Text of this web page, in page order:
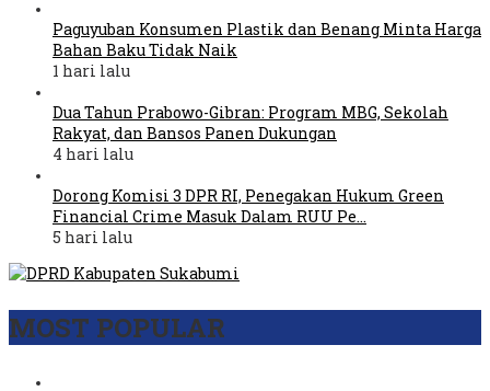
Paguyuban Konsumen Plastik dan Benang Minta Harga
Bahan Baku Tidak Naik
1 hari lalu
Dua Tahun Prabowo-Gibran: Program MBG, Sekolah
Rakyat, dan Bansos Panen Dukungan
4 hari lalu
Dorong Komisi 3 DPR RI, Penegakan Hukum Green
Financial Crime Masuk Dalam RUU Pe…
5 hari lalu
MOST POPULAR